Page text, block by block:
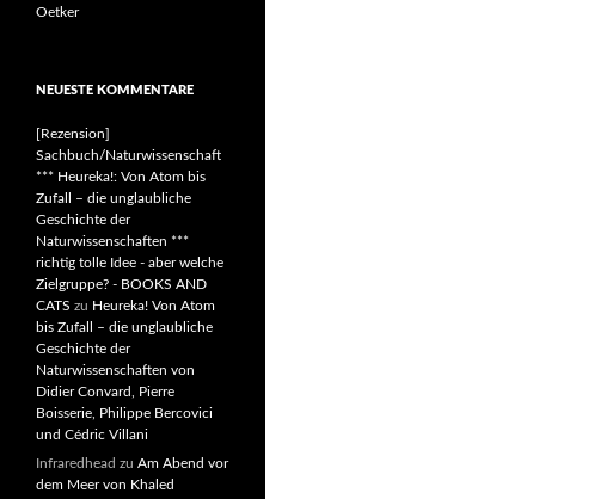
Oetker
NEUESTE KOMMENTARE
[Rezension]
Sachbuch/Naturwissenschaft
*** Heureka!: Von Atom bis
Zufall – die unglaubliche
Geschichte der
Naturwissenschaften ***
richtig tolle Idee - aber welche
Zielgruppe? - BOOKS AND
CATS zu Heureka! Von Atom
bis Zufall – die unglaubliche
Geschichte der
Naturwissenschaften von
Didier Convard, Pierre
Boisserie, Philippe Bercovici
und Cédric Villani
Infraredhead zu Am Abend vor
dem Meer von Khaled